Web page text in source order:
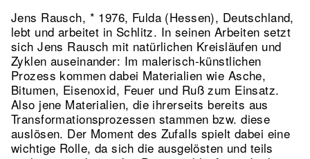
Jens Rausch, * 1976, Fulda (Hessen), Deutschland,
lebt und arbeitet in Schlitz. In seinen Arbeiten setzt
sich Jens Rausch mit natürlichen Kreisläufen und
Zyklen auseinander: Im malerisch-künstlichen
Prozess kommen dabei Materialien wie Asche,
Bitumen, Eisenoxid, Feuer und Ruß zum Einsatz.
Also jene Materialien, die ihrerseits bereits aus
Transformationsprozessen stammen bzw. diese
auslösen. Der Moment des Zufalls spielt dabei eine
wichtige Rolle, da sich die ausgelösten und teils